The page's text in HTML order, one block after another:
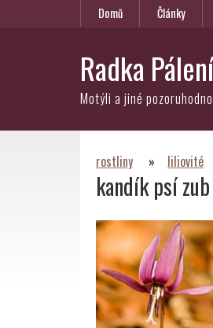
Domů Články
Radka
Motýli a jiné
rostliny » liliovité
kandík psí